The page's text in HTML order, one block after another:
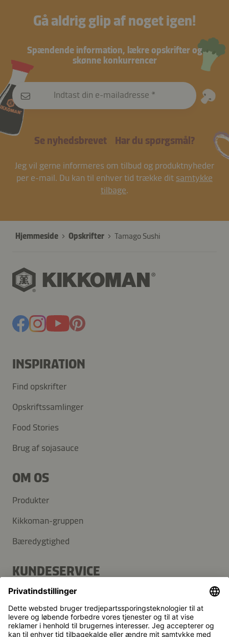
Gå aldrig glip af noget igen!
Spændende information, lækre opskrifter og
skønne konkurrencer
Indtast din e-mailadresse
Se nyhedsbrevet Har du spørgsmål?
Jeg vil gerne informeres om tilbud og produktnyheder
per e-mail. Du kan til enhver tid trække dit samtykke
tilbage.
Hjemmeside Opskrifter Tamago Sushi
INSPIRATION
Find opskrifter
Opskriftssamlinger
Food Stories
Brug af sojasauce
OM OS
Produkter
Kikkoman-gruppen
Bæredygtighed
KUNDESERVICE
FAQ
Kontakt
Nyhedsbrev